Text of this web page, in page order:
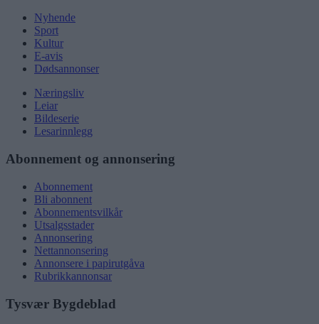
Nyhende
Sport
Kultur
E-avis
Dødsannonser
Næringsliv
Leiar
Bildeserie
Lesarinnlegg
Abonnement og annonsering
Abonnement
Bli abonnent
Abonnementsvilkår
Utsalgsstader
Annonsering
Nettannonsering
Annonsere i papirutgåva
Rubrikkannonsar
Tysvær Bygdeblad